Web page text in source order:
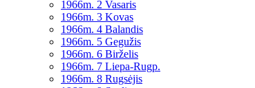
1966m. 2 Vasaris
1966m. 3 Kovas
1966m. 4 Balandis
1966m. 5 Gegužis
1966m. 6 Birželis
1966m. 7 Liepa-Rugp.
1966m. 8 Rugsėjis